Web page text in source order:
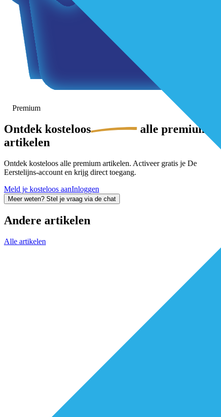
Premium
Ontdek kosteloos
alle premium-
artikelen
Ontdek kosteloos alle premium artikelen. Activeer gratis je De
Eerstelijns-account en krijg direct toegang.
Meld je kosteloos aanInloggen
Meer weten? Stel je vraag via de chat
Andere artikelen
Alle artikelen